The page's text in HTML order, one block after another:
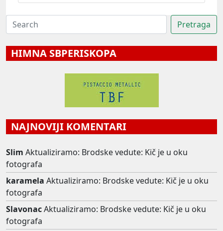
HIMNA SBPERISKOPA
NAJNOVIJI KOMENTARI
Slim Aktualiziramo: Brodske vedute: Kič je u oku
fotografa
karamela Aktualiziramo: Brodske vedute: Kič je u oku
fotografa
SlavonacAktualiziramo: Brodske vedute: Kič je u oku
fotografa